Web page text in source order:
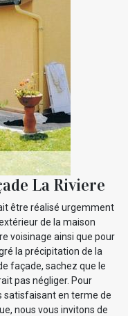
La Riviere
être réalisé urgemment
de la maison
voisinage ainsi que pour
la précipitation de la
façade, sachez que le
pas négliger. Pour
satisfaisant en terme de
nous vous invitons de